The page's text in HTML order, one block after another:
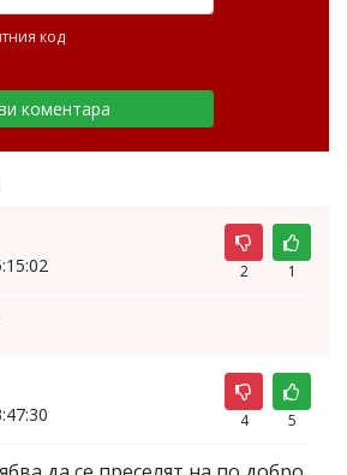
2 1
4 5
код